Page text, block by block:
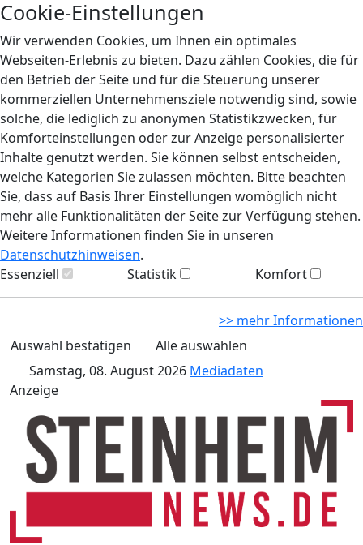
Cookie-Einstellungen
Wir verwenden Cookies, um Ihnen ein optimales
Webseiten-Erlebnis zu bieten. Dazu zählen Cookies, die für
den Betrieb der Seite und für die Steuerung unserer
kommerziellen Unternehmensziele notwendig sind, sowie
solche, die lediglich zu anonymen Statistikzwecken, für
Komforteinstellungen oder zur Anzeige personalisierter
Inhalte genutzt werden. Sie können selbst entscheiden,
welche Kategorien Sie zulassen möchten. Bitte beachten
Sie, dass auf Basis Ihrer Einstellungen womöglich nicht
mehr alle Funktionalitäten der Seite zur Verfügung stehen.
Weitere Informationen finden Sie in unseren
Datenschutzhinweisen.
Essenziell
Statistik Komfort
>> mehr Informationen
Auswahl bestätigen
Alle auswählen
Samstag, 08. August 2026 Mediadaten
Anzeige